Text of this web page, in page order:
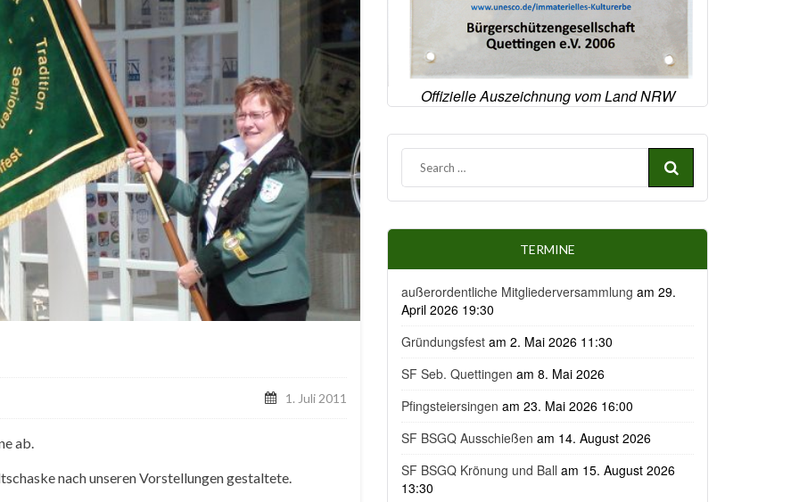
1. Juli 2011
ab.
nach unseren Vorstellungen gestaltete.
Offizielle Auszeichnung vom Land NRW
TERMINE
außerordentliche Mitgliederversammlung am 29.
April 2026 19:30
Gründungsfest am 2. Mai 2026 11:30
SF Seb. Quettingen am 8. Mai 2026
Pfingsteiersingen am 23. Mai 2026 16:00
SF BSGQ Ausschießen am 14. August 2026
SF BSGQ Krönung und Ball am 15. August 2026
13:30